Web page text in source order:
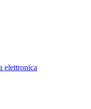
elettronica